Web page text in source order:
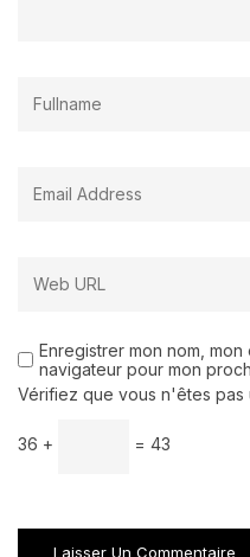
Enregistrer mon nom,
navigateur pour mon
Vérifiez que vous n'êtes pas
36 + = 43